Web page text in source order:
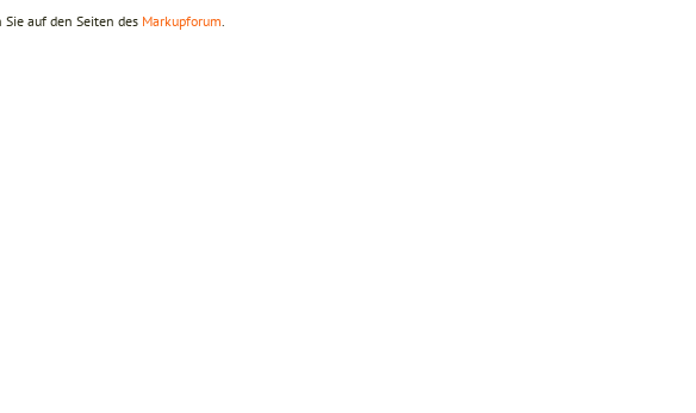
auf den Seiten des Markupforum.